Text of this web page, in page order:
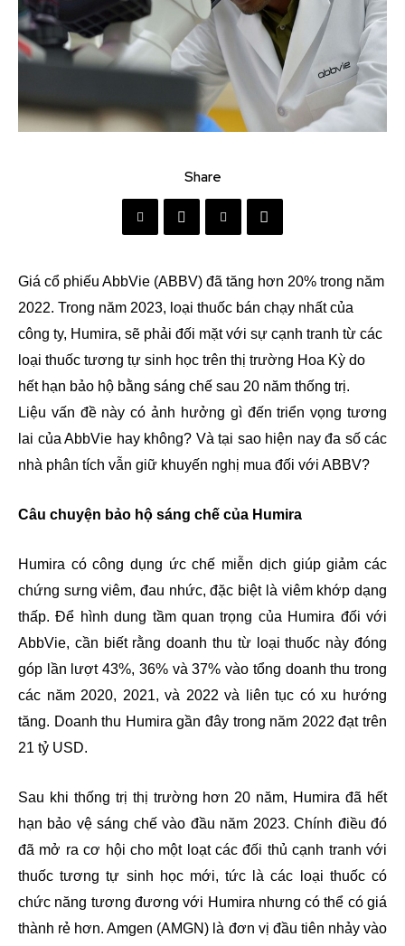
Share
Giá cổ phiếu AbbVie (ABBV) đã tăng hơn 20% trong năm
2022. Trong năm 2023, loại thuốc bán chạy nhất của
công ty, Humira, sẽ phải đối mặt với sự cạnh tranh từ các
loại thuốc tương tự sinh học trên thị trường Hoa Kỳ do
hết hạn bảo hộ bằng sáng chế sau 20 năm thống trị.
Liệu vấn đề này có ảnh hưởng gì đến triển vọng tương
lai của AbbVie hay không? Và tại sao hiện nay đa số các
nhà phân tích vẫn giữ khuyến nghị mua đối với ABBV?
Câu chuyện bảo hộ sáng chế của Humira
Humira có công dụng ức chế miễn dịch giúp giảm các
chứng sưng viêm, đau nhức, đặc biệt là viêm khớp dạng
thấp. Để hình dung tầm quan trọng của Humira đối với
AbbVie, cần biết rằng doanh thu từ loại thuốc này đóng
góp lần lượt 43%, 36% và 37% vào tổng doanh thu trong
các năm 2020, 2021, và 2022 và liên tục có xu hướng
tăng. Doanh thu Humira gần đây trong năm 2022 đạt trên
21 tỷ USD.
Sau khi thống trị thị trường hơn 20 năm, Humira đã hết
hạn bảo vệ sáng chế vào đầu năm 2023. Chính điều đó
đã mở ra cơ hội cho một loạt các đối thủ cạnh tranh với
thuốc tương tự sinh học mới, tức là các loại thuốc có
chức năng tương đương với Humira nhưng có thể có giá
thành rẻ hơn. Amgen (AMGN) là đơn vị đầu tiên nhảy vào